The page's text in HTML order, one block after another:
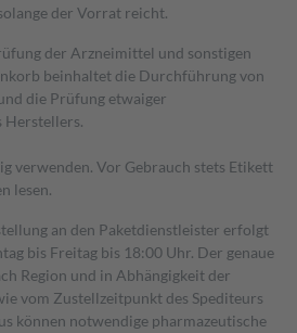
der Vorrat reicht.
der Arzneimittel und sonstigen
beinhaltet die Durchführung von
die Prüfung etwaiger
Herstellers.
verwenden. Vor Gebrauch stets Etikett
lesen.
an den Paketdienstleister erfolgt
bis Freitag bis 18:00 Uhr. Der genaue
Region und in Abhängigkeit der
vom Zustellzeitpunkt des Spediteurs
können notwendige pharmazeutische